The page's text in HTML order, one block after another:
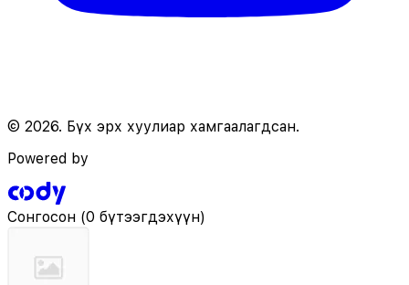
© 2026. Бүх эрх хуулиар хамгаалагдсан.
Powered by
Сонгосон (0 бүтээгдэхүүн)